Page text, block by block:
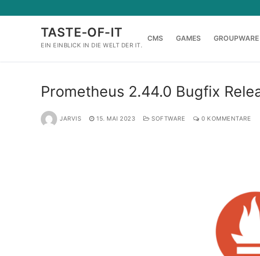
Inhalt
TASTE-OF-IT
EIN EINBLICK IN DIE WELT DER IT.
CMS GAMES GROUPWARE
Prometheus 2.44.0 Bugfix
JARVIS 15. MAI 2023 SOFTWARE 0 KOMMENTARE